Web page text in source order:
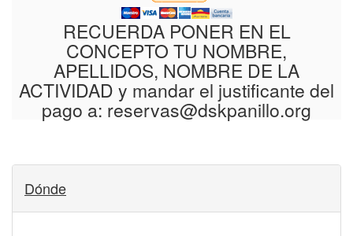
RECUERDA PONER EN EL
CONCEPTO TU NOMBRE,
APELLIDOS, NOMBRE DE LA
ACTIVIDAD y mandar el justificante del
pago a: reservas@dskpanillo.org
Dónde